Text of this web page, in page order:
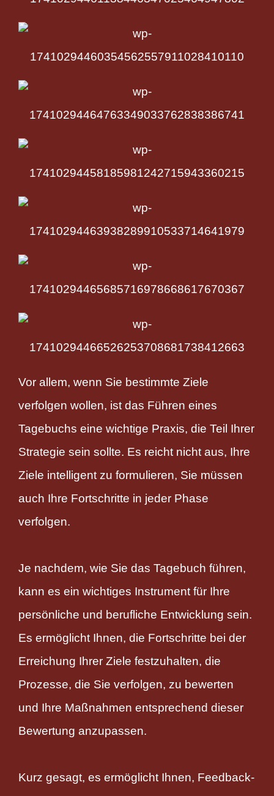
Vor allem, wenn Sie bestimmte Ziele
verfolgen wollen, ist das Führen eines
Tagebuchs eine wichtige Praxis, die Teil Ihrer
Strategie sein sollte. Es reicht nicht aus, Ihre
Ziele intelligent zu formulieren, Sie müssen
auch Ihre Fortschritte in jeder Phase
verfolgen.
Je nachdem, wie Sie das Tagebuch führen,
kann es ein wichtiges Instrument für Ihre
persönliche und berufliche Entwicklung sein.
Es ermöglicht Ihnen, die Fortschritte bei der
Erreichung Ihrer Ziele festzuhalten, die
Prozesse, die Sie verfolgen, zu bewerten
und Ihre Maßnahmen entsprechend dieser
Bewertung anzupassen.
Kurz gesagt, es ermöglicht Ihnen, Feedback-